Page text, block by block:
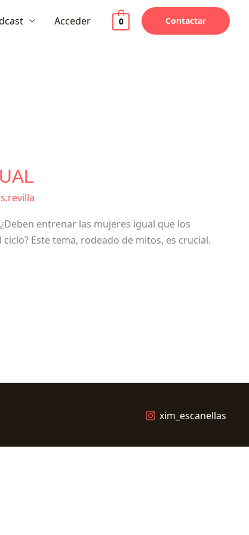
Acceder 0 Contactar
entrenar las mujeres igual que los
Este tema, rodeado de mitos, es crucial.
xim_escanellas